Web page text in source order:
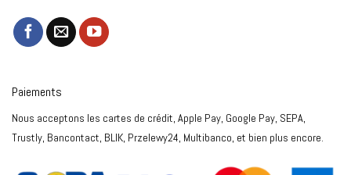
Paiements
Nous acceptons les cartes de crédit, Apple Pay, Google Pay, SEPA,
Trustly, Bancontact, BLIK, Przelewy24, Multibanco, et bien plus encore.